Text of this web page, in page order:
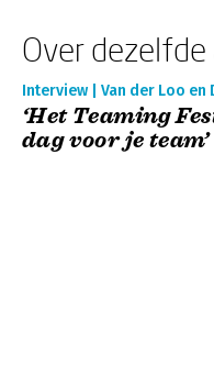
Over
Interview | Van der Loo en
‘Het Teaming
dag voor je team’